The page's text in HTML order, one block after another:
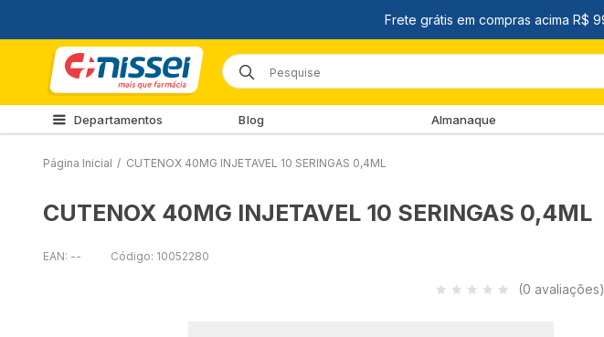
Departamentos Blog Almanaque
Página Inicial / CUTENOX 40MG INJETAVEL 10 SERINGAS 0,4ML
CUTENOX 40MG INJETAVEL 10 SERINGAS 0,4ML
EAN: -- Código: 10052280
(0 avaliações)